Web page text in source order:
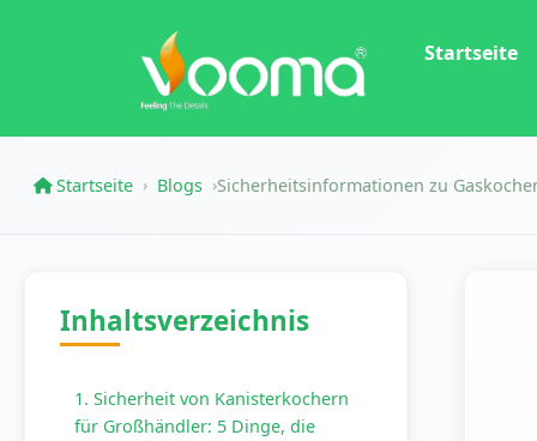
Startseite
Startseite › Blogs ›Sicherheitsinformationen zu
Inhaltsverzeichnis
1. Sicherheit von Kanisterkochern
für Großhändler: 5 Dinge, die